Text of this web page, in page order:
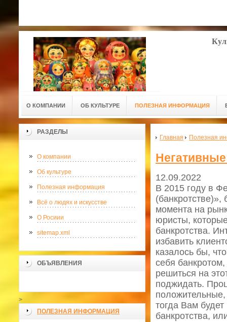
О КОМПАНИИ ОБ КУЛЬТУРЕ ПОЛЕЗНАЯ ИНФОРМАЦИЯ
РАЗДЕЛЫ
О компании
Об культуре
Полезная информация
Всё о людях и искусстве
О Росиии
sitemap.xml
ОБЪЯВЛЕНИЯ
>
ПОЛЕЗНАЯ ИНФОРМАЦИЯ
Главная Полезная
12.09.2022
В 2015 году в
момента на
юристы,
банкротства.
избавить
казалось бы,
себя
решиться на
поджидать.
тогда Вам
банкротства,